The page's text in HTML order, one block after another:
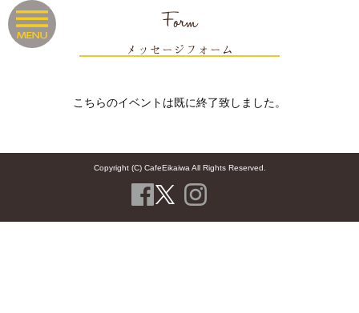
Form
メッセージフォーム
こちらのイベントは既に終了致しました。
Copyright (C) CafeEikaiwa All Rights Reserved.